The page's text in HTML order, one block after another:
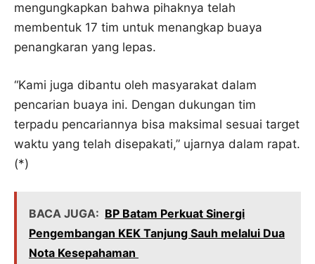
mengungkapkan bahwa pihaknya telah
membentuk 17 tim untuk menangkap buaya
penangkaran yang lepas.
“Kami juga dibantu oleh masyarakat dalam
pencarian buaya ini. Dengan dukungan tim
terpadu pencariannya bisa maksimal sesuai target
waktu yang telah disepakati,” ujarnya dalam rapat.
(*)
BACA JUGA: BP Batam Perkuat Sinergi
Pengembangan KEK Tanjung Sauh melalui Dua
Nota Kesepahaman